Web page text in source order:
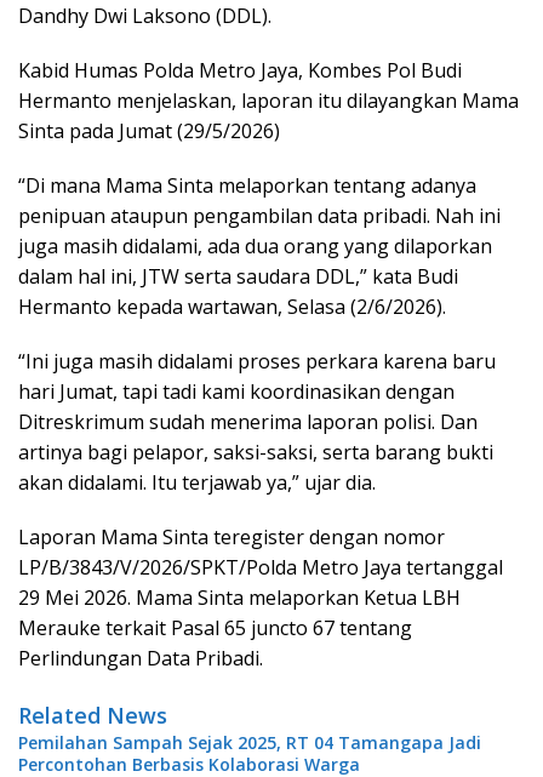
Dandhy Dwi Laksono (DDL).
Kabid Humas Polda Metro Jaya, Kombes Pol Budi
Hermanto menjelaskan, laporan itu dilayangkan Mama
Sinta pada Jumat (29/5/2026)
“Di mana Mama Sinta melaporkan tentang adanya
penipuan ataupun pengambilan data pribadi. Nah ini
juga masih didalami, ada dua orang yang dilaporkan
dalam hal ini, JTW serta saudara DDL,” kata Budi
Hermanto kepada wartawan, Selasa (2/6/2026).
“Ini juga masih didalami proses perkara karena baru
hari Jumat, tapi tadi kami koordinasikan dengan
Ditreskrimum sudah menerima laporan polisi. Dan
artinya bagi pelapor, saksi-saksi, serta barang bukti
akan didalami. Itu terjawab ya,” ujar dia.
Laporan Mama Sinta teregister dengan nomor
LP/B/3843/V/2026/SPKT/Polda Metro Jaya tertanggal
29 Mei 2026. Mama Sinta melaporkan Ketua LBH
Merauke terkait Pasal 65 juncto 67 tentang
Perlindungan Data Pribadi.
Related News
Pemilahan Sampah Sejak 2025, RT 04 Tamangapa Jadi
Percontohan Berbasis Kolaborasi Warga